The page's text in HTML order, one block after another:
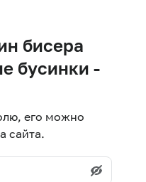
бисера
бусинки -
его можно
сайта.